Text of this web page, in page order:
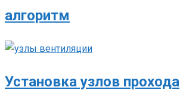
алгоритм
Установка узлов прохода